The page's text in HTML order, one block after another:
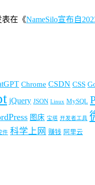
表在《NameSilo宣布自
Chrome CSDN CSS
jQuery JSON Linux MySQL
图床 宝塔 开发者工具
件 科学上网 赚钱 阿里云